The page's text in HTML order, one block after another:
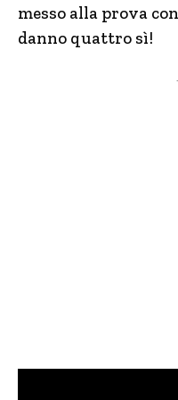
messo alla prova
danno quattro sì!